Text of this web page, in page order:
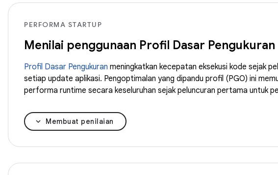
PERFORMA STARTUP
Menilai penggunaan Profil Dasar
Profil Dasar Pengukuran meningkatkan kecepatan eksekusi kode sejak
setiap update aplikasi. Pengoptimalan yang dipandu profil (PGO) ini
performa runtime secara keseluruhan sejak peluncuran pertama untuk
Membuat penilaian